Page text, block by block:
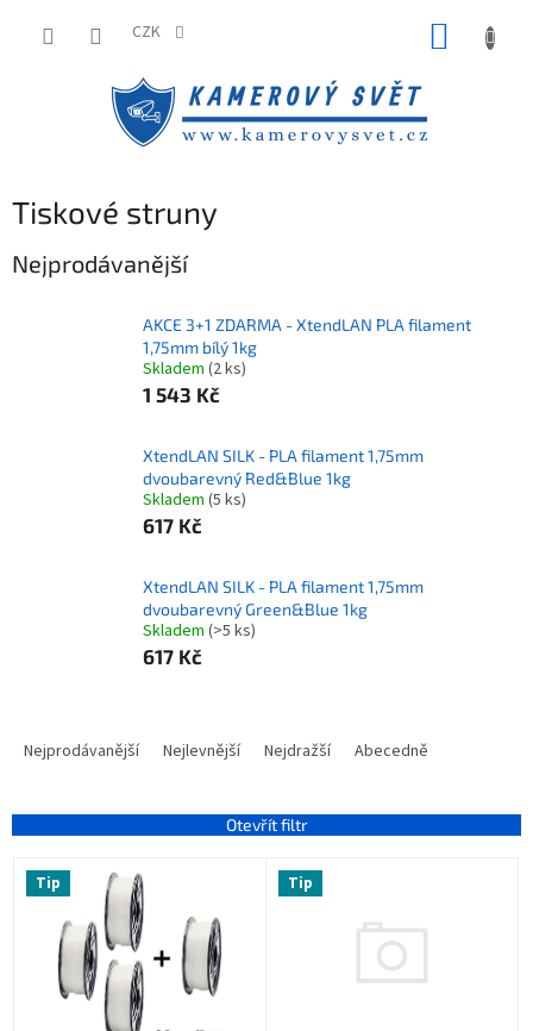
CZK
Tiskové struny
Nejprodávanější
AKCE 3+1 ZDARMA - XtendLAN PLA filament
1,75mm bílý 1kg
Skladem (2 ks)
1 543 Kč
XtendLAN SILK - PLA filament 1,75mm
dvoubarevný Red&Blue 1kg
Skladem (5 ks)
617 Kč
XtendLAN SILK - PLA filament 1,75mm
dvoubarevný Green&Blue 1kg
Skladem (>5 ks)
617 Kč
Nejprodávanější Nejlevnější Nejdražší Abecedně
Otevřít filtr
Tip Tip